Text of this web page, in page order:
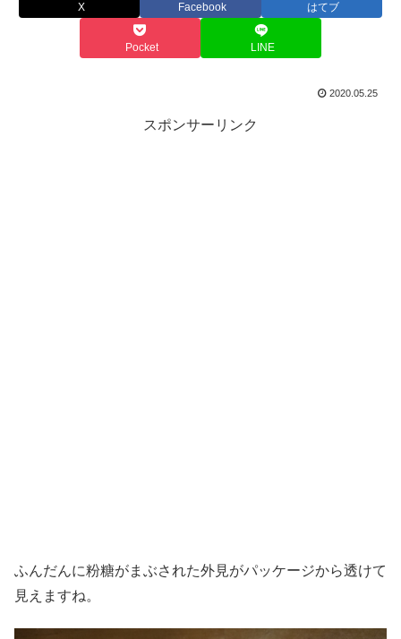
X Facebook はてブ
Pocket LINE
2020.05.25
スポンサーリンク
ふんだんに粉糖がまぶされた外見がパッケージから透けて
見えますね。